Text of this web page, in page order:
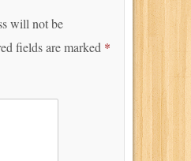
will not be
fields are marked *